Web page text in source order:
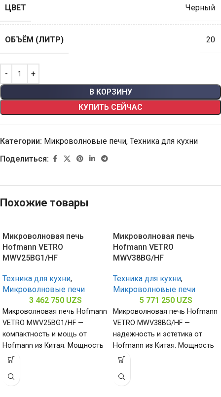
ЦВЕТ Черный
ОБЪЁМ (ЛИТР) 20
В КОРЗИНУ
КУПИТЬ СЕЙЧАС
Категории: Микроволновые печи, Техника для кухни
Поделиться:
Похожие товары
Микроволновая печь
Hofmann VETRO
MWV25BG1/HF
Техника для кухни,
Микроволновые печи
3 462 750 UZS
Микроволновая печь Hofmann
VETRO MWV25BG1/HF —
компактность и мощь от
Hofmann из Китая. Мощность
1450, объем 25 литров,
Микроволновая печь
Hofmann VETRO
MWV38BG/HF
Техника для кухни,
Микроволновые печи
5 771 250 UZS
Микроволновая печь Hofmann
VETRO MWV38BG/HF —
надежность и эстетика от
Hofmann из Китая. Мощность
1000 Вт и нержавеющая сталь